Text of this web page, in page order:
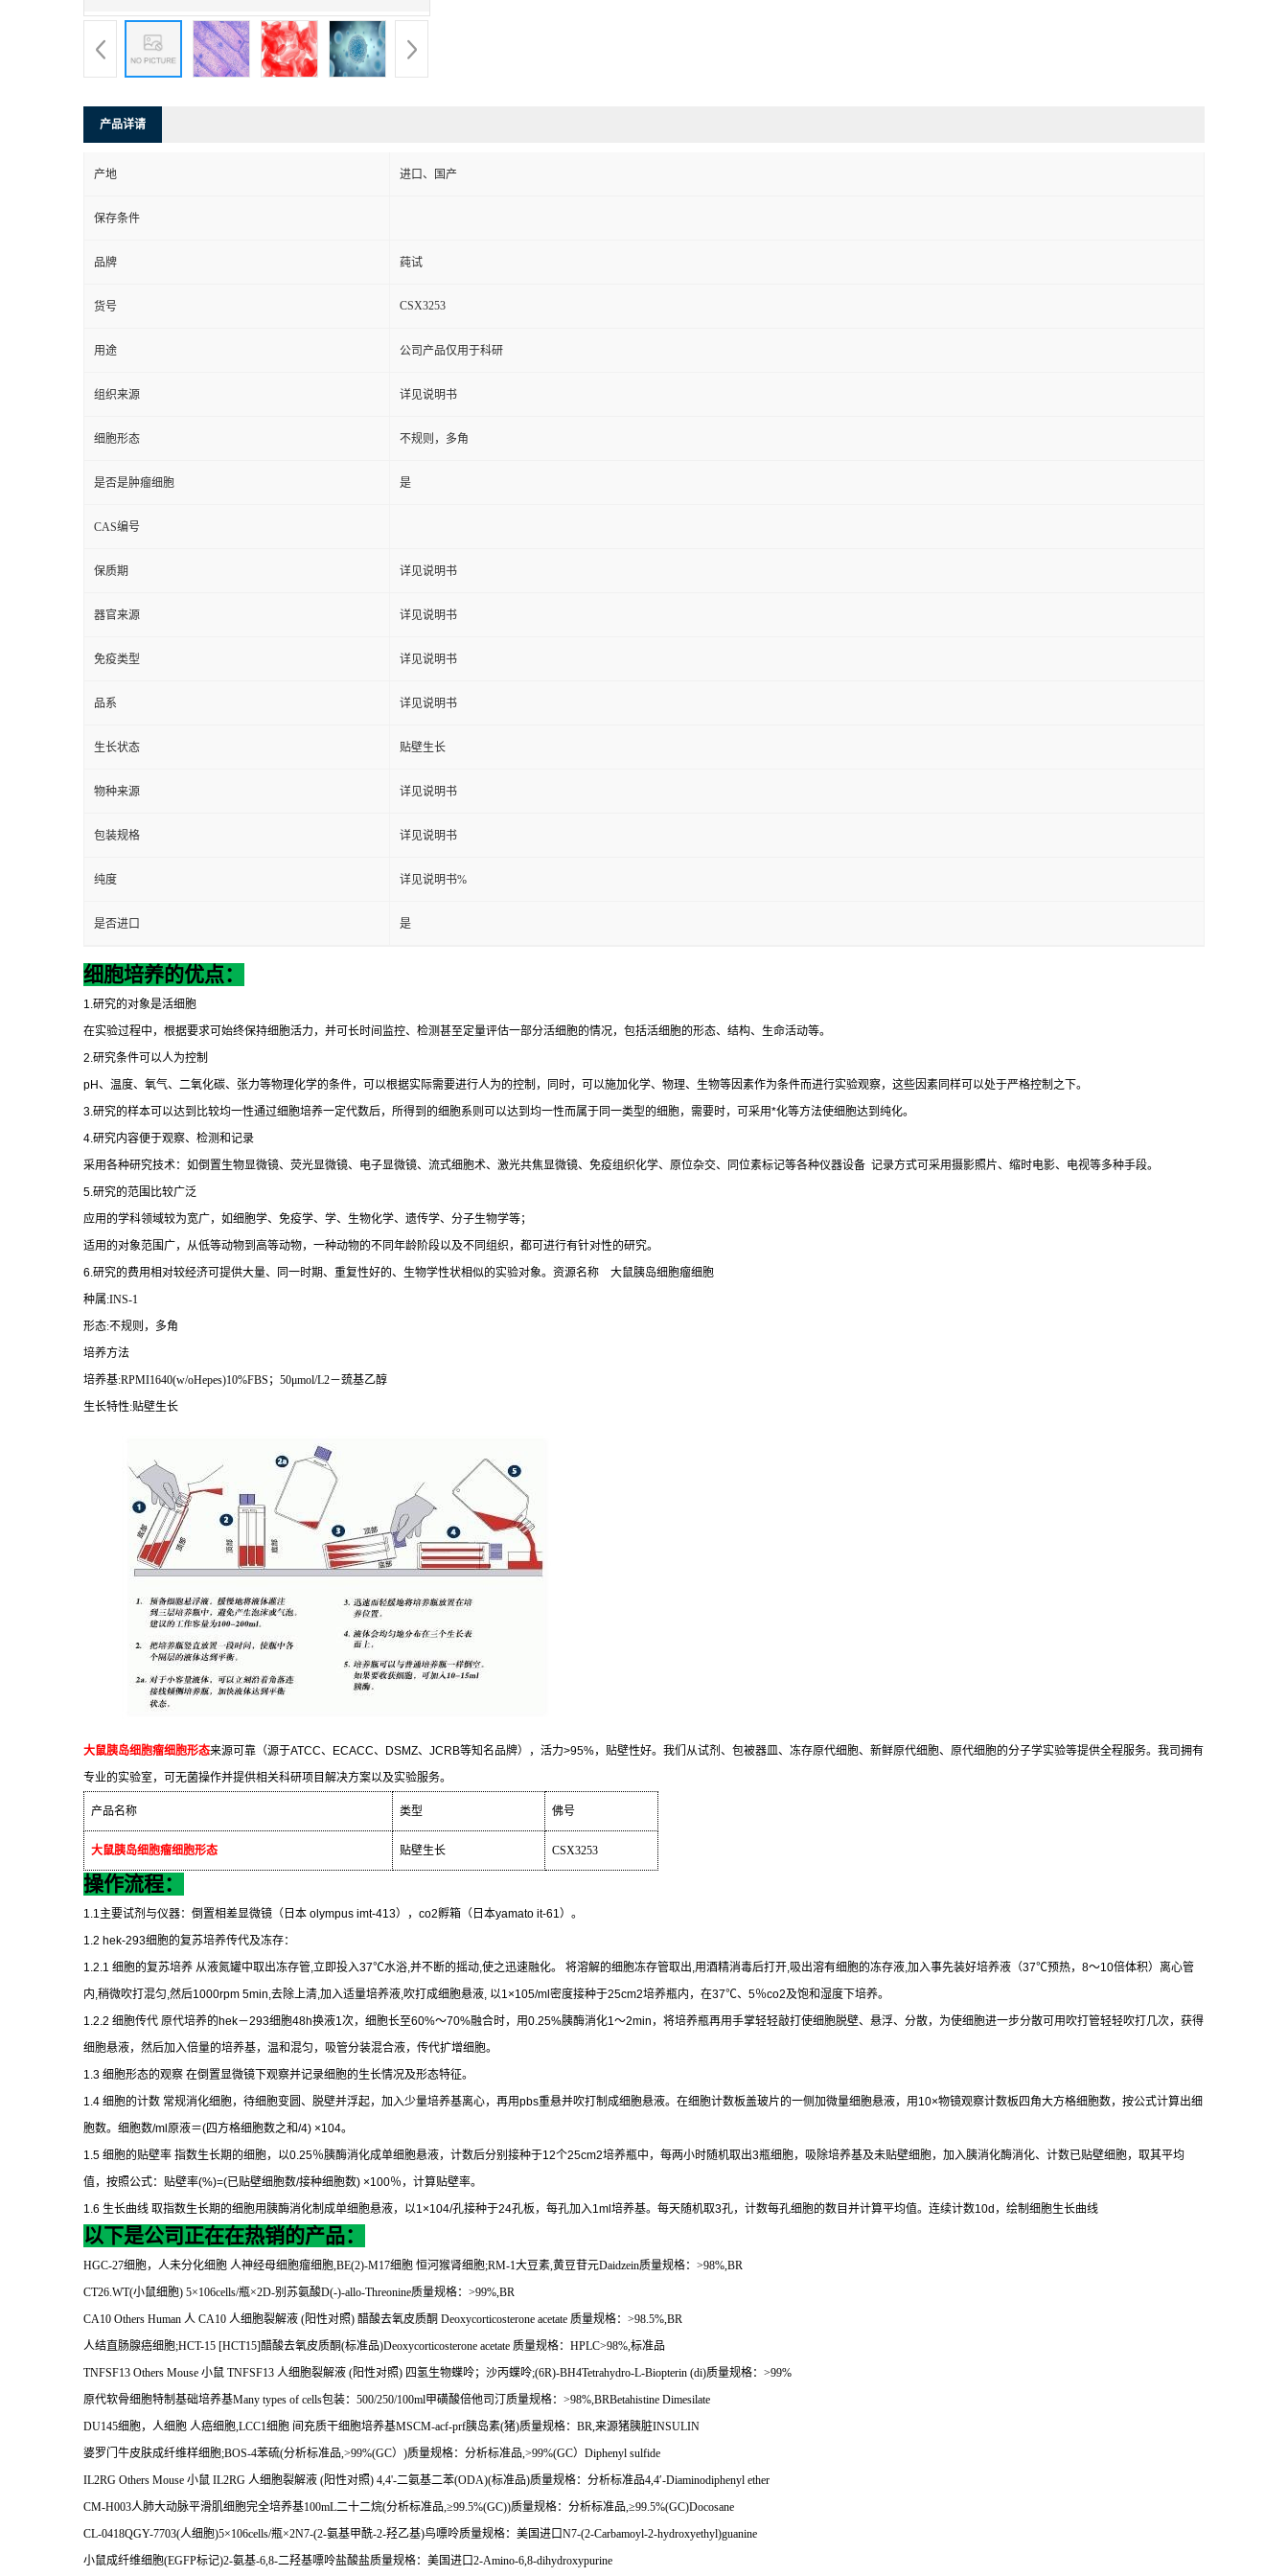
产品详请
产地 进口、国产
保存条件
品牌 莼试
货号 CSX3253
用途 公司产品仅用于科研
组织来源 详见说明书
细胞形态 不规则，多角
是否是肿瘤细胞 是
CAS编号
保质期 详见说明书
器官来源 详见说明书
免疫类型 详见说明书
品系 详见说明书
生长状态 贴壁生长
物种来源 详见说明书
包装规格 详见说明书
纯度 详见说明书%
是否进口 是
细胞培养的优点：
1. 研究的对象是活细胞
在实验过程中，根据要求可始终保持细胞活力，并可长时间监控、检测甚至定量评估一部分活细胞的情况，包括活细胞的形态、结构、生命活动等。
2. 研究条件可以人为控制
pH、温度、氧气、二氧化碳、张力等物理化学的条件，可以根据实际需要进行人为的控制，同时，可以施加化学、物理、生物等因素作为条件而进行实验观察，这些因素同样可以处于严格控制之下。
3. 研究的样本可以达到比较均一性通过细胞培养一定代数后，所得到的细胞系则可以达到均一性而属于同一类型的细胞，需要时，可采用*化等方法使细胞达到纯化。
4. 研究内容便于观察、检测和记录
采用各种研究技术：如倒置生物显微镜、荧光显微镜、电子显微镜、流式细胞术、激光共焦显微镜、免疫组织化学、原位杂交、同位素标记等各种仪器设备 记录方式可采用摄影照片、缩时电影、电视等多种手段。
5. 研究的范围比较广泛
应用的学科领域较为宽广，如细胞学、免疫学、学、生物化学、遗传学、分子生物学等；
适用的对象范围广，从低等动物到高等动物，一种动物的不同年龄阶段以及不同组织，都可进行有针对性的研究。
6. 研究的费用相对较经济可提供大量、同一时期、重复性好的、生物学性状相似的实验对象。资源名称 大鼠胰岛细胞瘤细胞
种属:INS-1
形态:不规则，多角
培养方法
培养基:RPMI1640(w/oHepes)10%FBS ； 50μmol/L2－巯基乙醇
生长特性:贴壁生长
大鼠胰岛细胞瘤细胞形态来源可靠（源于ATCC、 ECACC、 DSMZ、 JCRB等知名品牌），活力>95%，贴壁性好。我们从试剂、包被器皿、冻存原代细胞、新鲜原代细胞、原代细胞的分子学实验等提供全程服务。我司拥有
专业的实验室，可无菌操作并提供相关科研项目解决方案以及实验服务。
产品名称 类型 佛号
大鼠胰岛细胞瘤细胞形态 贴壁生长 CSX3253
操作流程：
1.1 主要试剂与仪器：倒置相差显微镜（日本 olympus imt-413）， co2孵箱（日本yamato it-61 ）。
1.2 hek-293细胞的复苏培养传代及冻存：
1.2.1 细胞的复苏培养 从液氮罐中取出冻存管 立即投入37℃水浴 并不断的摇动 使之迅速融化。 将溶解的细胞冻存管取出 用酒精消毒后打开 吸出溶有细胞的冻存液 加入事先装好培养液（37℃预热， 8～10倍体积）离心管
内 稍微吹打混匀 然后1000rpm 5min, 去除上清 加入适量培养液 吹打成细胞悬液 以1×105/ml密度接种于25cm2培养瓶内，在37℃、 5％co2及饱和湿度下培养。
1.2.2 细胞传代 原代培养的hek－293细胞48h换液1 次，细胞长至60%～70%融合时，用0.25%胰酶消化1 ～2min ，将培养瓶再用手掌轻轻敲打使细胞脱壁、悬浮、分散，为使细胞进一步分散可用吹打管轻轻吹打几次，获得
细胞悬液，然后加入倍量的培养基，温和混匀，吸管分装混合液，传代扩增细胞。
1.3 细胞形态的观察 在倒置显微镜下观察并记录细胞的生长情况及形态特征。
1.4 细胞的计数 常规消化细胞，待细胞变圆、脱壁并浮起，加入少量培养基离心，再用pbs重悬并吹打制成细胞悬液。在细胞计数板盖玻片的一侧加微量细胞悬液，用 10×物镜观察计数板四角大方格细胞数，按公式计算出细
胞数。细胞数/ml原液＝(四方格细胞数之和/4) ×104。
1.5 细胞的贴壁率 指数生长期的细胞，以0.25％胰酶消化成单细胞悬液，计数后分别接种于12个25cm2培养瓶中，每两小时随机取出3瓶细胞，吸除培养基及未贴壁细胞，加入胰消化酶消化、计数已贴壁细胞，取其平均
值，按照公式：贴壁率(%)=(已贴壁细胞数/接种细胞数) ×100％，计算贴壁率。
1.6 生长曲线 取指数生长期的细胞用胰酶消化制成单细胞悬液，以1×104/孔接种于24孔板，每孔加入1ml培养基。每天随机取3孔，计数每孔细胞的数目并计算平均值。连续计数10d ，绘制细胞生长曲线
以下是公司正在在热销的产品：
HGC-27细胞，人未分化细胞 人神经母细胞瘤细胞 ,BE(2)-M17细胞 恒河猴肾细胞;RM-1大豆素 黄豆苷元Daidzein质量规格： >98%,BR
CT26.WT(小鼠细胞) 5×106cells/瓶×2D-别苏氨酸D(-)-allo-Threonine质量规格： >99%,BR
CA10 Others Human 人 CA10 人细胞裂解液 (阳性对照) 醋酸去氧皮质酮 Deoxycorticosterone acetate 质量规格： >98.5%,BR
人结直肠腺癌细胞;HCT-15 [HCT15]醋酸去氧皮质酮(标准品)Deoxycorticosterone acetate 质量规格： HPLC>98%, 标准品
TNFSF13 Others Mouse 小鼠 TNFSF13 人细胞裂解液 (阳性对照) 四氢生物蝶呤；沙丙蝶呤;(6R)-BH4Tetrahydro-L-Biopterin (di)质量规格： >99%
原代软骨细胞特制基础培养基Many types of cells包装： 500/250/100ml甲磺酸倍他司汀质量规格： >98%,BRBetahistine Dimesilate
DU145细胞，人细胞 人癌细胞 ,LCC1细胞 间充质干细胞培养基MSCM-acf-prf胰岛素(猪)质量规格： BR, 来源猪胰脏INSULIN
婆罗门牛皮肤成纤维样细胞;BOS-4苯硫(分析标准品 ,>99%(GC） )质量规格：分析标准品 ,>99%(GC） Diphenyl sulfide
IL2RG Others Mouse 小鼠 IL2RG 人细胞裂解液 (阳性对照) 4,4'-二氨基二苯(ODA)(标准品)质量规格：分析标准品4,4′-Diaminodiphenyl ether
CM-H003人肺大动脉平滑肌细胞完全培养基100mL二十二烷(分析标准品 ≥99.5%(GC))质量规格：分析标准品 ≥99.5%(GC)Docosane
CL-0418QGY-7703(人细胞)5×106cells/瓶×2N7-(2-氨基甲酰-2-羟乙基)鸟嘌呤质量规格：美国进口N7-(2-Carbamoyl-2-hydroxyethyl)guanine
小鼠成纤维细胞(EGFP标记)2-氨基-6,8-二羟基嘌呤盐酸盐质量规格：美国进口2-Amino-6,8-dihydroxypurine